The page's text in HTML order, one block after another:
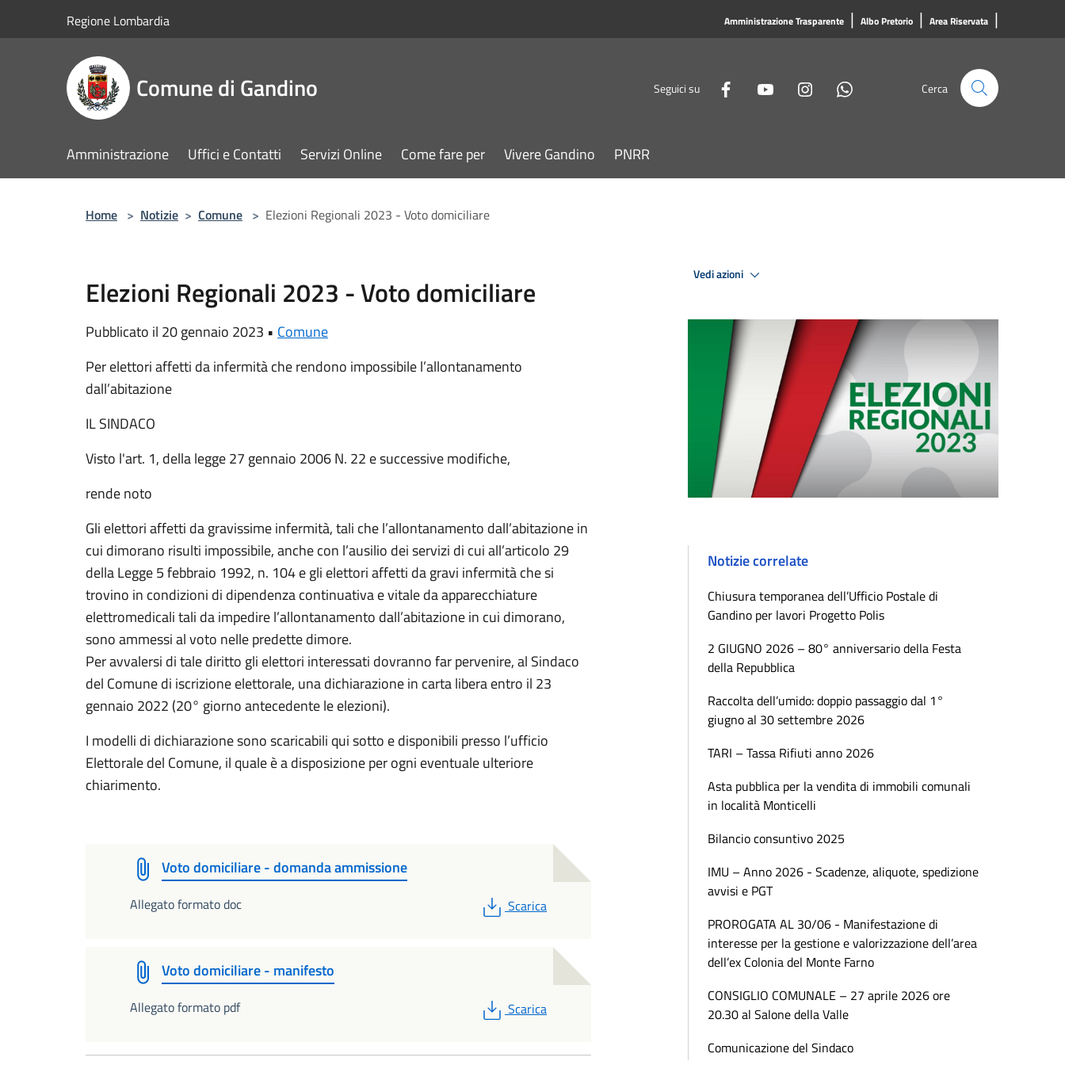
Regione Lombardia Amministrazione Trasparente | Albo Pretorio | Area Riservata |
Comune di Gandino Seguici su Cerca
Amministrazione Uffici e Contatti Servizi Online Come fare per Vivere Gandino PNRR
Home > Notizie > Comune > Elezioni Regionali 2023 - Voto domiciliare
Elezioni Regionali 2023 - Voto domiciliare
Pubblicato il 20 gennaio 2023 • Comune
Per elettori affetti da infermità che rendono impossibile l’allontanamento
dall’abitazione
IL SINDACO
Visto l'art. 1, della legge 27 gennaio 2006 N. 22 e successive modifiche,
rende noto
Gli elettori affetti da gravissime infermità, tali che l’allontanamento dall’abitazione in
cui dimorano risulti impossibile, anche con l’ausilio dei servizi di cui all’articolo 29
della Legge 5 febbraio 1992, n. 104 e gli elettori affetti da gravi infermità che si
trovino in condizioni di dipendenza continuativa e vitale da apparecchiature
elettromedicali tali da impedire l’allontanamento dall’abitazione in cui dimorano,
sono ammessi al voto nelle predette dimore.
Per avvalersi di tale diritto gli elettori interessati dovranno far pervenire, al Sindaco
del Comune di iscrizione elettorale, una dichiarazione in carta libera entro il 23
gennaio 2022 (20° giorno antecedente le elezioni).
I modelli di dichiarazione sono scaricabili qui sotto e disponibili presso l’ufficio
Elettorale del Comune, il quale è a disposizione per ogni eventuale ulteriore
chiarimento.
Voto domiciliare - domanda ammissione
Allegato formato doc PDF
Scarica
Voto domiciliare - manifesto
Allegato formato pdf PDF
Scarica
Vedi azioni
Notizie correlate
Chiusura temporanea dell’Ufficio Postale di
Gandino per lavori Progetto Polis
2 GIUGNO 2026 – 80° anniversario della Festa
della Repubblica
Raccolta dell’umido: doppio passaggio dal 1°
giugno al 30 settembre 2026
TARI – Tassa Rifiuti anno 2026
Asta pubblica per la vendita di immobili comunali
in località Monticelli
Bilancio consuntivo 2025
IMU – Anno 2026 - Scadenze, aliquote, spedizione
avvisi e PGT
PROROGATA AL 30/06 - Manifestazione di
interesse per la gestione e valorizzazione dell’area
dell’ex Colonia del Monte Farno
CONSIGLIO COMUNALE – 27 aprile 2026 ore
20.30 al Salone della Valle
Comunicazione del Sindaco